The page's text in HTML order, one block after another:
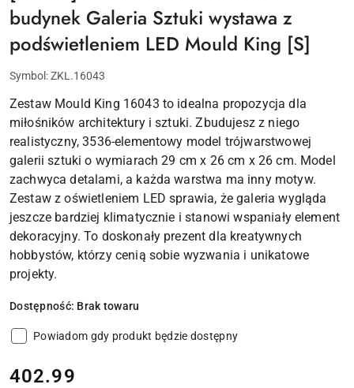
budynek Galeria Sztuki wystawa z
podświetleniem LED Mould King [S]
Symbol:ZKL.16043
Zestaw Mould King 16043 to idealna propozycja dla
miłośników architektury i sztuki. Zbudujesz z niego
realistyczny, 3536-elementowy model trójwarstwowej
galerii sztuki o wymiarach 29 cm x 26 cm x 26 cm. Model
zachwyca detalami, a każda warstwa ma inny motyw.
Zestaw z oświetleniem LED sprawia, że galeria wygląda
jeszcze bardziej klimatycznie i stanowi wspaniały element
dekoracyjny. To doskonały prezent dla kreatywnych
hobbystów, którzy cenią sobie wyzwania i unikatowe
projekty.
Dostępność: Brak towaru
Powiadom gdy produkt będzie dostępny
cena:
402.99